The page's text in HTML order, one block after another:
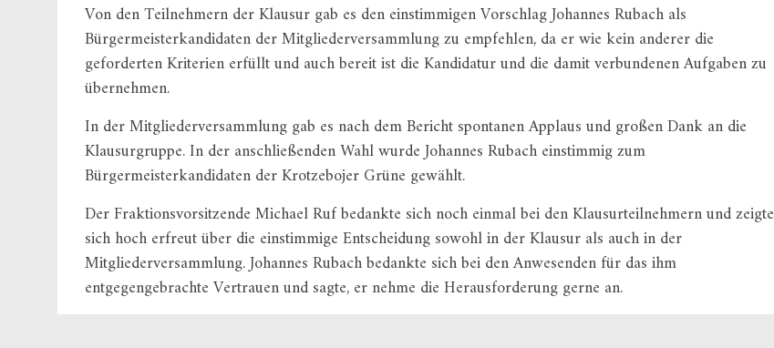
Von den Teilnehmern der Klausur gab es den einstimmigen Vorschlag Johannes Rubach als
Bürgermeisterkandidaten der Mitgliederversammlung zu empfehlen, da er wie kein anderer die
geforderten Kriterien erfüllt und auch bereit ist die Kandidatur und die damit verbundenen Aufgaben zu
übernehmen.
In der Mitgliederversammlung gab es nach dem Bericht spontanen Applaus und großen Dank an die
Klausurgruppe. In der anschließenden Wahl wurde Johannes Rubach einstimmig zum
Bürgermeisterkandidaten der Krotzebojer Grüne gewählt.
Der Fraktionsvorsitzende Michael Ruf bedankte sich noch einmal bei den Klausurteilnehmern und zeigte
sich hoch erfreut über die einstimmige Entscheidung sowohl in der Klausur als auch in der
Mitgliederversammlung. Johannes Rubach bedankte sich bei den Anwesenden für das ihm
entgegengebrachte Vertrauen und sagte, er nehme die Herausforderung gerne an.